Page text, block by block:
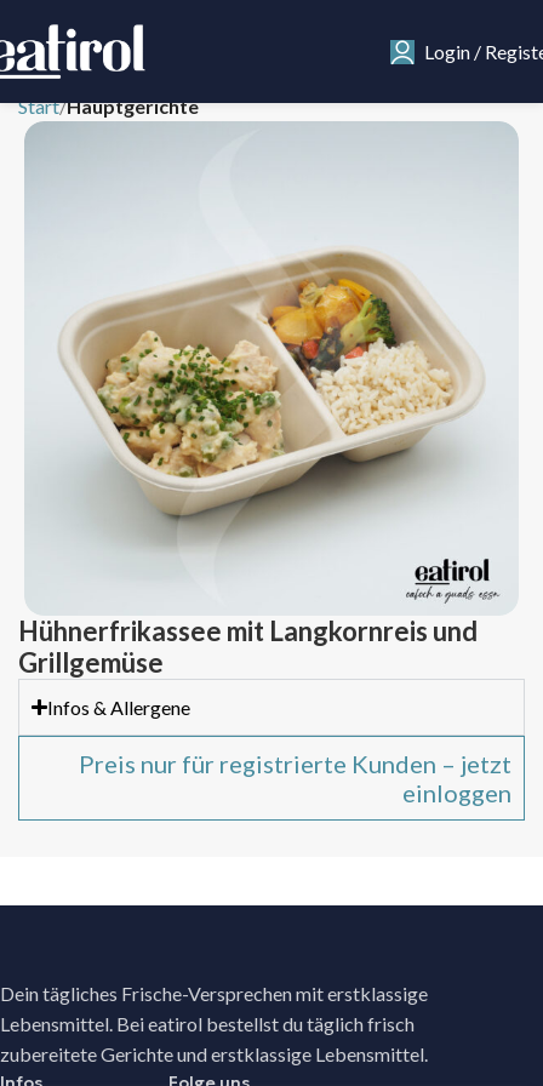
Login /
Start Hauptgerichte
Hühnerfrikassee mit Langkornreis und
Grillgemüse
Infos & Allergene
Preis nur für registrierte Kunden – jetzt
einloggen
Dein tägliches Frische-Versprechen mit erstklassige
Lebensmittel. Bei eatirol bestellst du täglich frisch
zubereitete Gerichte und erstklassige Lebensmittel.